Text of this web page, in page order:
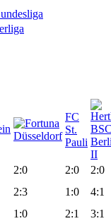
FC
St.
Pauli
2:0 2:0
2:0
2:3 1:0
4:1
1:0 2:1
3:1